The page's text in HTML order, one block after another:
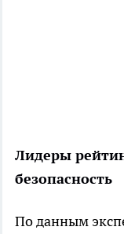
Лидеры
безопасность
По данным